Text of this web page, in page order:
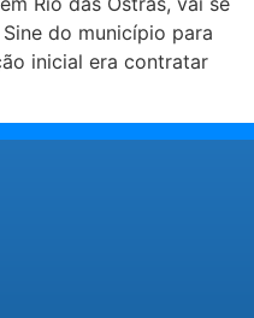
do município para
inicial era contratar